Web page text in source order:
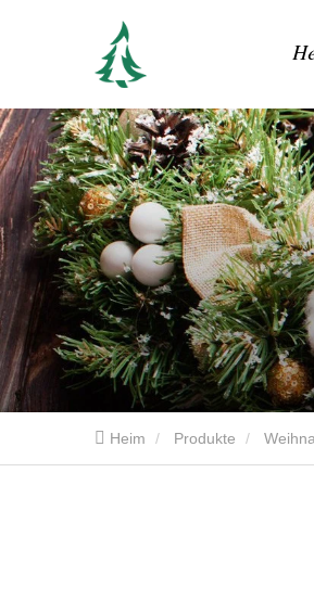
Heim Produkte